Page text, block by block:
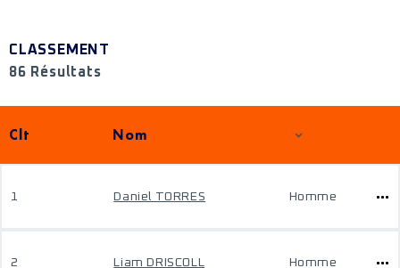
CLASSEMENT
86 Résultats
Clt Nom
1 Daniel TORRES Homme
2 Liam DRISCOLL Homme